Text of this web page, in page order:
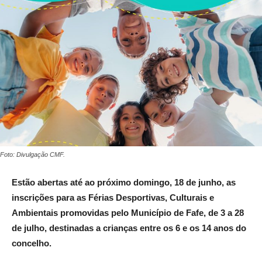
Foto: Divulgação CMF.
Estão abertas até ao próximo domingo, 18 de junho, as
inscrições para as Férias Desportivas, Culturais e
Ambientais promovidas pelo Município de Fafe, de 3 a 28
de julho, destinadas a crianças entre os 6 e os 14 anos do
concelho.